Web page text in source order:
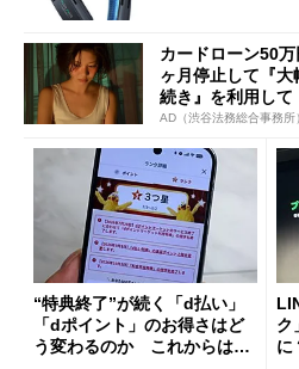
カードローン50
ヶ月停止して『
続き』を利用して
AD（渋谷法務総合事務所
“特典終了”が続く「d払い」
「dポイント」のお得さはど
う変わるのか これからは
ク
に